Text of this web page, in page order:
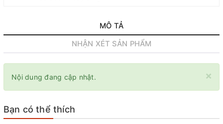
MÔ TẢ
NHẬN XÉT SẢN PHẨM
×
Nội dung đang cập nhật.
Bạn có thể thích